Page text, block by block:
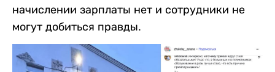
начислении зарплаты нет и сотрудники не
могут добиться правды.